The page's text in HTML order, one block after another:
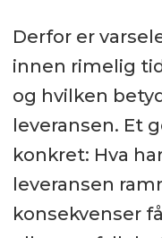
Derfor er
innen rimelig
og hvilken
leveransen. Et
konkret: Hva
leveransen
konsekvenser